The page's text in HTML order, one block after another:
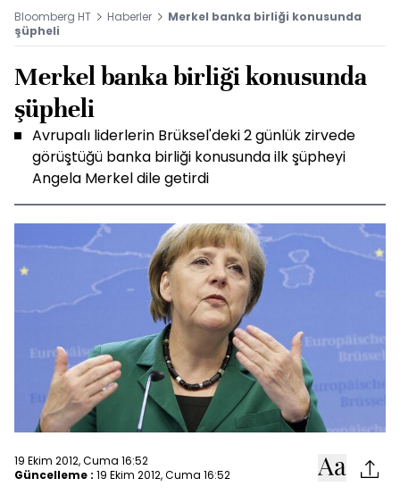
Bloomberg HT Haberler
Merkel banka birliği konusunda
şüpheli
Merkel banka birliği konusunda
şüpheli
Avrupalı liderlerin Brüksel'deki 2 günlük zirvede
görüştüğü banka birliği konusunda ilk şüpheyi
Angela Merkel dile getirdi
19 Ekim 2012, Cuma 16:52
Güncelleme : 19 Ekim 2012, Cuma 16:52